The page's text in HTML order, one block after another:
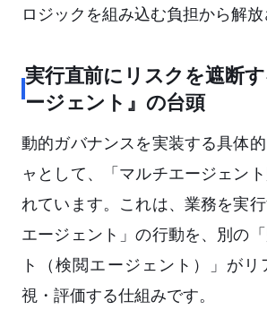
ロジックを組み込む負担から解放
実行直前にリスクを遮断
ージェント』の台頭
動的ガバナンスを実装する具体
ャとして、「マルチエージェン
れています。これは、業務を実
エージェント」の行動を、別の
ト（検閲エージェント）」が
視・評価する仕組みです。